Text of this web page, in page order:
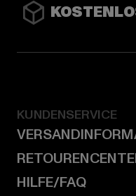
KUNDENSERVICE
HILFE/FAQ